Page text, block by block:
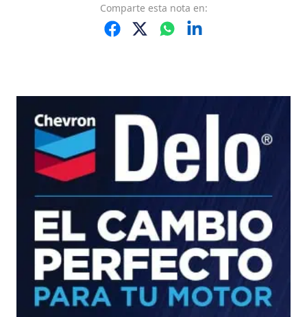
Comparte esta nota en: